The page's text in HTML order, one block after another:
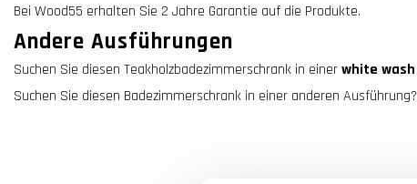
Bei Wood55 erhalten Sie 2 Jahre Garantie auf die Produkte.
Andere Ausführungen
Suchen Sie diesen Teak­holz­badezimmer­schrank in einerwhite wash
Suchen Sie diesen Badezimmer­schrank in einer anderen Ausführung?